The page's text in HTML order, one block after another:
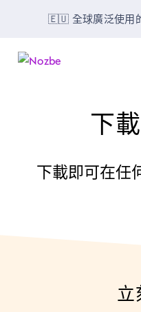
🇪🇺 全球廣泛使用
下
下載即可在任
立